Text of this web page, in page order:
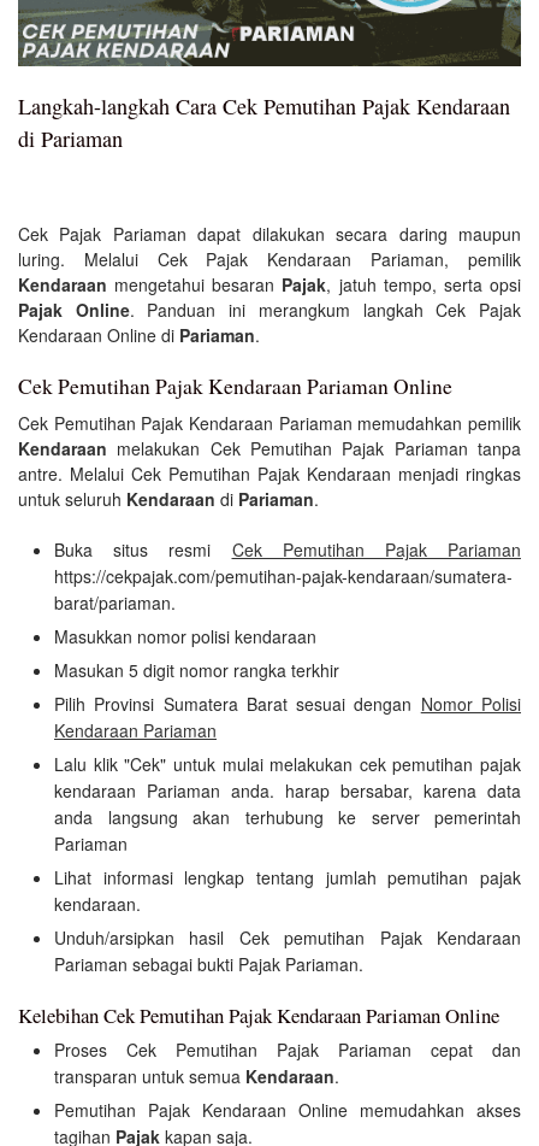
Langkah-langkah Cara Cek Pemutihan Pajak Kendaraan
di Pariaman
Cek Pajak Pariaman dapat dilakukan secara daring maupun
luring. Melalui Cek Pajak Kendaraan Pariaman, pemilik
Kendaraan mengetahui besaran Pajak, jatuh tempo, serta opsi
Pajak Online. Panduan ini merangkum langkah Cek Pajak
Kendaraan Online di Pariaman.
Cek Pemutihan Pajak Kendaraan Pariaman Online
Cek Pemutihan Pajak Kendaraan Pariaman memudahkan pemilik
Kendaraan melakukan Cek Pemutihan Pajak Pariaman tanpa
antre. Melalui Cek Pemutihan Pajak Kendaraan menjadi ringkas
untuk seluruh Kendaraan di Pariaman.
Buka situs resmi Cek Pemutihan Pajak Pariaman
https://cekpajak.com/pemutihan-pajak-kendaraan/sumatera-
barat/pariaman.
Masukkan nomor polisi kendaraan
Masukan 5 digit nomor rangka terkhir
Pilih Provinsi Sumatera Barat sesuai dengan Nomor Polisi
Kendaraan Pariaman
Lalu klik "Cek" untuk mulai melakukan cek pemutihan pajak
kendaraan Pariaman anda. harap bersabar, karena data
anda langsung akan terhubung ke server pemerintah
Pariaman
Lihat informasi lengkap tentang jumlah pemutihan pajak
kendaraan.
Unduh/arsipkan hasil Cek pemutihan Pajak Kendaraan
Pariaman sebagai bukti Pajak Pariaman.
Kelebihan Cek Pemutihan Pajak Kendaraan Pariaman Online
Proses Cek Pemutihan Pajak Pariaman cepat dan
transparan untuk semua Kendaraan.
Pemutihan Pajak Kendaraan Online memudahkan akses
tagihan Pajak kapan saja.